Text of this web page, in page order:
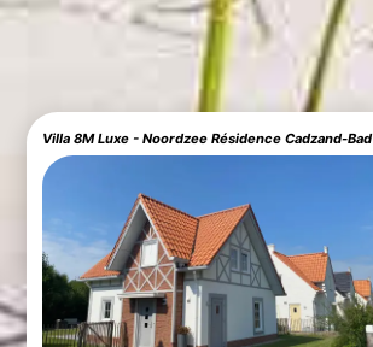
Villa 8M Luxe - Noordzee Résidence Cadzand-Bad